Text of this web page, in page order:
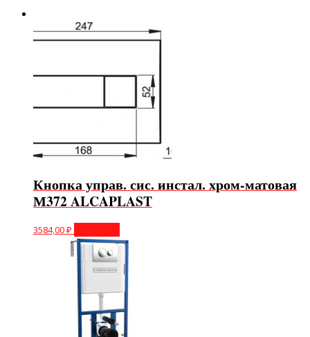
Кнопка управ. сис. инстал. хром-матовая
М372 ALCAPLAST
3584,00₽